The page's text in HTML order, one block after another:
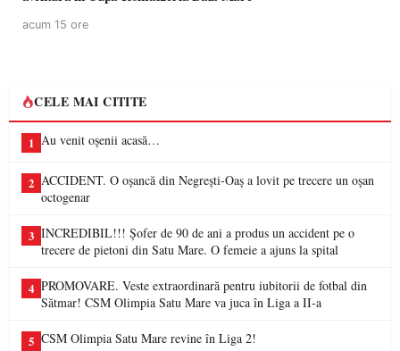
acum 15 ore
CELE MAI CITITE
1 Au venit oșenii acasă…
2 ACCIDENT. O oșancă din Negrești-Oaș a lovit pe trecere un oșan
octogenar
3 INCREDIBIL!!! Șofer de 90 de ani a produs un accident pe o
trecere de pietoni din Satu Mare. O femeie a ajuns la spital
4 PROMOVARE. Veste extraordinară pentru iubitorii de fotbal din
Sătmar! CSM Olimpia Satu Mare va juca în Liga a II-a
5 CSM Olimpia Satu Mare revine în Liga 2!